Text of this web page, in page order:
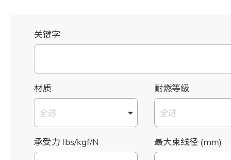
关键字
材质
全选
耐燃等级
全选
承受力 lbs/kgf/N 最大束线径 (mm)